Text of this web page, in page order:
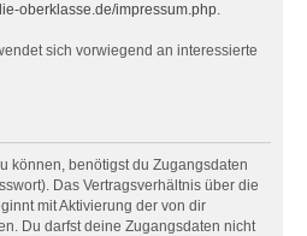
oberklasse.de/impressum.php.
sich vorwiegend an interessierte
können, benötigst du Zugangsdaten
Das Vertragsverhältnis über die
mit Aktivierung der von dir
Du darfst deine Zugangsdaten nicht